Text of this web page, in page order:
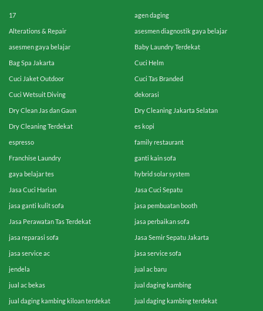
17 agen daging
Alterations & Repair asesmen diagnostik gaya belajar
asesmen gaya belajar Baby Laundry Terdekat
Bag Spa Jakarta Cuci Helm
Cuci Jaket Outdoor Cuci Tas Branded
Cuci Wetsuit Diving dekorasi
Dry Clean Jas dan Gaun Dry Cleaning Jakarta Selatan
Dry Cleaning Terdekat es kopi
espresso family restaurant
Franchise Laundry ganti kain sofa
gaya belajar tes hybrid solar system
Jasa Cuci Harian Jasa Cuci Sepatu
jasa ganti kulit sofa jasa pembuatan booth
Jasa Perawatan Tas Terdekat jasa perbaikan sofa
jasa reparasi sofa Jasa Semir Sepatu Jakarta
jasa service ac jasa service sofa
jendela jual ac baru
jual ac bekas jual daging kambing
jual daging kambing kiloan terdekat jual daging kambing terdekat